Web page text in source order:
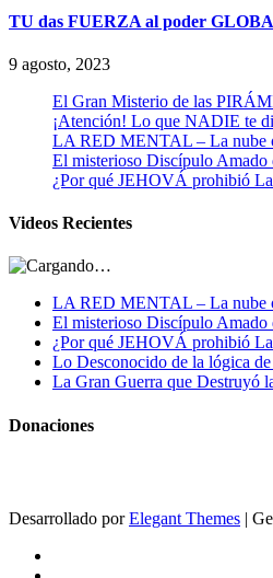
TU das FUERZA al poder
9 agosto, 2023
El Gran Misterio de las
¡Atención! Lo que NADIE te
LA RED MENTAL – La nube
El misterioso Discípulo Amado
¿Por qué JEHOVÁ prohibió
Videos Recientes
LA RED MENTAL – La nube
El misterioso Discípulo Amado
¿Por qué JEHOVÁ prohibió
Lo Desconocido de la lógica
La Gran Guerra que Destruyó
Donaciones
Desarrollado porElegant Themes |